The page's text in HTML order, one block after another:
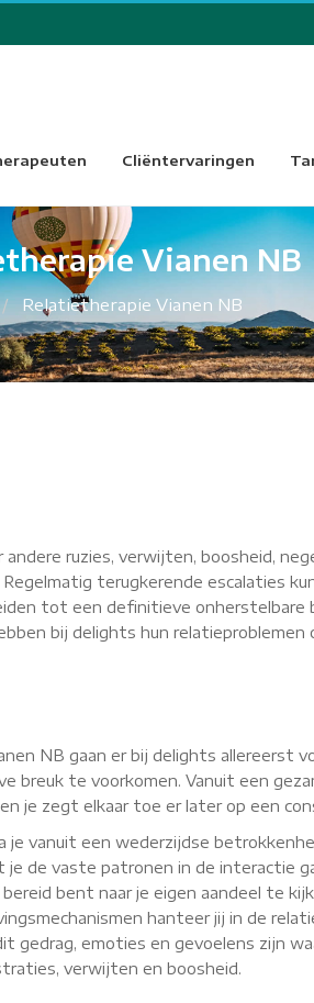
Cliëntervaringen
Vianen NB
Relatietherapie Vianen NB
ruzies, verwijten, boosheid,
terugkerende escalaties
tot een definitieve onherstelbare
bij delights hun
NB gaan er bij delights allereerst
breuk te voorkomen. Vanuit een
je zegt elkaar toe er later op een
je vanuit een wederzijdse
je de vaste patronen in de interactie
bent naar je eigen aandeel te
hanteer jij in de
gedrag, emoties en gevoelens zijn
verwijten en boosheid.